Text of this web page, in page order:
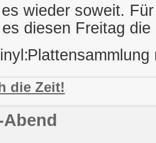
wieder soweit.
diesen Freitag
die Zeit!
Abend